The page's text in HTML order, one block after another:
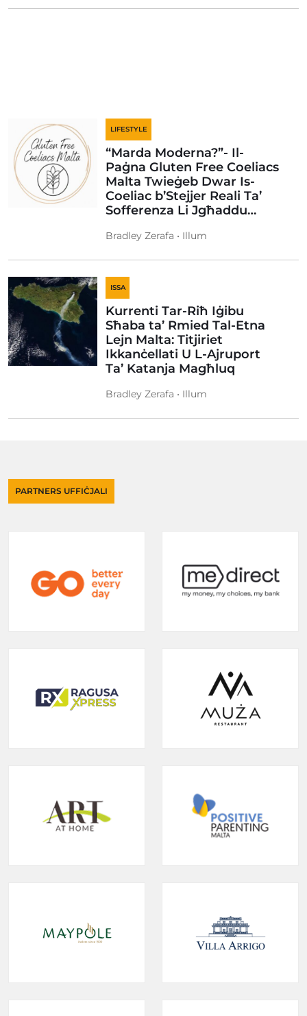
LIFESTYLE
“Marda Moderna?”- Il-
Paġna Gluten Free Coeliacs
Malta Twieġeb Dwar Is-
Coeliac b’Stejjer Reali Ta’
Sofferenza Li Jgħaddu…
Bradley Zerafa • Illum
ISSA
Kurrenti Tar-Riħ Iġibu
Sħaba ta’ Rmied Tal-Etna
Lejn Malta: Titjiriet
Ikkanċellati U L-Ajruport
Ta’ Katanja Magħluq
Bradley Zerafa • Illum
PARTNERS UFFIĊJALI